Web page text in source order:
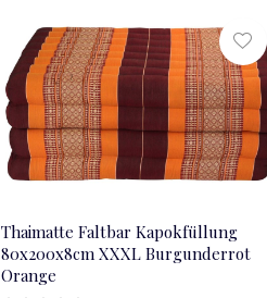
Thaimatte Faltbar Kapokfüllung
80x200x8cm XXXL Burgunderrot
Orange